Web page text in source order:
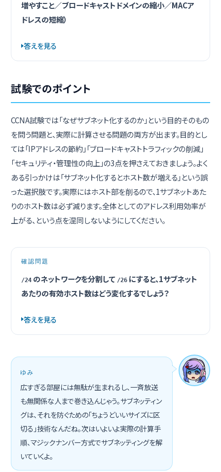
増やすこと／ブロードキャストドメインの縮小／MACア
ドレスの短縮）
答えを見る
試験でのポイント
CCNA試験では「なぜサブネット化するのか」という目的そのもの
を問う問題と、実際に計算させる問題の両方が出ます。目的とし
ては「IPアドレスの節約」「ブロードキャストトラフィックの削減」
「セキュリティ・管理性の向上」の3点を押さえておきましょう。よく
ある引っかけは「サブネット化するとホスト数が増える」という誤
った選択肢です。実際にはホスト部を削るので、1サブネットあた
りのホスト数は必ず減ります。全体としてのアドレス利用効率が
上がる、という点を混同しないようにしてください。
確認問題
/24 のネットワークを分割して /26 にすると、1サブネット
あたりの有効ホスト数はどう変化するでしょう？
答えを見る
ゆみ
広すぎる部屋には無駄が生まれるし、一斉放送
も無関係な人まで巻き込んじゃう。サブネッティン
グは、それを防ぐための「ちょうどいいサイズに区
切る」技術なんだね。次はいよいよ実際の計算手
順、マジックナンバー方式でサブネッティングを解
いていくよ。